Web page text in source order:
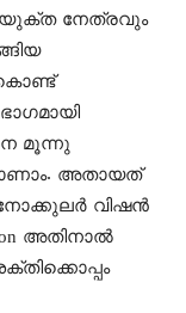
നേത്രവും
മൂന്നു
അതായത്
വിഷൻ
അതിനാൽ